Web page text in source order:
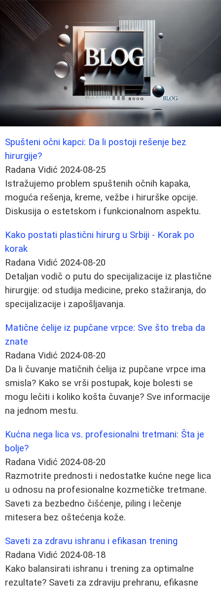
Spušteni očni kapci: Da li postoji rešenje bez
hirurgije?
Radana Vidić 2024-08-25
Istražujemo problem spuštenih očnih kapaka,
moguća rešenja, kreme, vežbe i hirurške opcije.
Diskusija o estetskom i funkcionalnom aspektu.
Kako postati plastični hirurg u Srbiji - Korak po
korak
Radana Vidić 2024-08-20
Detaljan vodič o putu do specijalizacije iz plastične
hirurgije: od studija medicine, preko stažiranja, do
specijalizacije i zapošljavanja.
Matične ćelije iz pupčane vrpce: Sve što treba da
znate
Radana Vidić 2024-08-20
Da li čuvanje matičnih ćelija iz pupčane vrpce ima
smisla? Kako se vrši postupak, koje bolesti se
mogu lečiti i koliko košta čuvanje? Sve informacije
na jednom mestu.
Kućna nega lica vs. profesionalni tretmani: Šta je
bolje?
Radana Vidić 2024-08-20
Razmotrite prednosti i nedostatke kućne nege lica
u odnosu na profesionalne kozmetičke tretmane.
Saveti za bezbedno čišćenje, piling i lečenje
mitesera bez oštećenja kože.
Saveti za zdravu ishranu i efikasan trening
Radana Vidić 2024-08-18
Kako balansirati ishranu i trening za optimalne
rezultate? Saveti za zdraviju prehranu, efikasne